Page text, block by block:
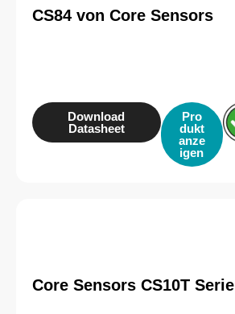
CS84 von Core Sensors
Pro
dukt
anze
igen
Download
Datasheet
Core Sensors CS10T Serie